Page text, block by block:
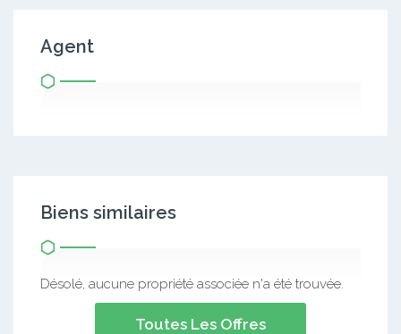
Agent
Biens similaires
Désolé, aucune propriété associée n'a été trouvée.
Toutes Les Offres